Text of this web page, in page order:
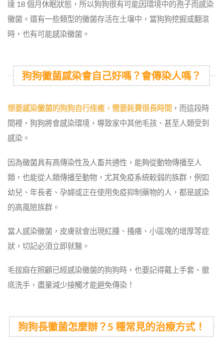
達 18 個月休眠狀態，所以狗狗很有可能因環境中的孢子而感染
黴菌。還有一些類型的黴菌存活在土壤中，當狗狗挖掘或翻滾
時，也有可能感染黴菌。
狗狗黴菌感染會自己好嗎？會傳染人嗎？
想要感染黴菌的狗狗自行痊癒，需要耗費很長時間 ，而這段時
間裡，狗狗將會感染環境，導致家中其他毛孩、甚至人類受到
感染。
因為黴菌具有高傳染性及人畜共通性，能夠從動物傳播至人
類，也能從人類傳播至動物，尤其免疫系統較弱的族群，例如
幼兒、年長者、孕婦或正在使用免疫抑制藥物的人，都是感染
的高風險族群。
當人感染黴菌，皮膚就會出現紅腫、搔癢、小區塊的增厚等症
狀，切記必須立即就醫。
毛拔麻在照顧已經感染黴菌的狗狗時，也要記得戴上手套、徹
底洗手，盡量減少接觸才能避免傳染！
狗狗長黴菌怎麼辦？5 種常見的治療方式！